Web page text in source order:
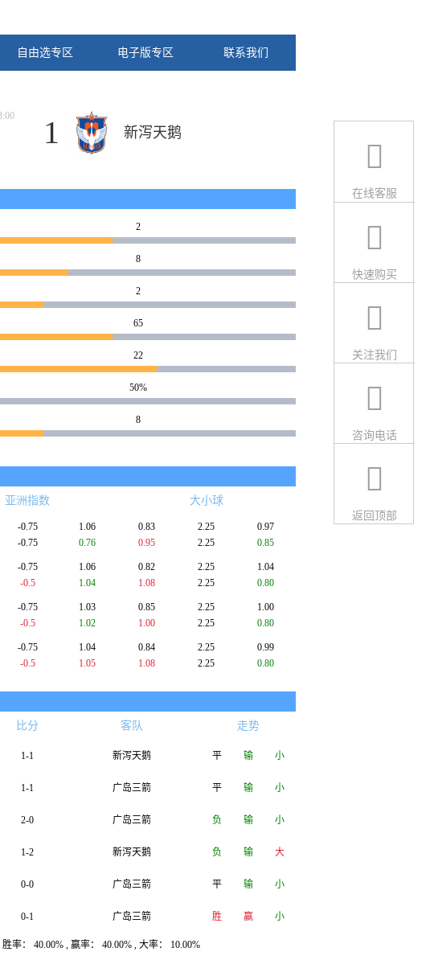
自由选专区 电子版专区 联系我们
1 新泻天鹅
2
8
2
65
22
50%
8
亚洲指数 大小球
-0.75
1.06
-0.75 0.76
0.83 2.25
0.97
0.95
2.25 0.85
-0.75
1.06
-0.5 1.04
0.82 2.25
1.04
1.08
2.25 0.80
-0.75
1.03
-0.5 1.02
0.85 2.25
1.00
1.00
2.25 0.80
-0.75
1.04
-0.5 1.05
0.84 2.25
0.99
1.08
2.25 0.80
比分 客队 走势
1-1 新泻天鹅 平 输 小
1-1 广岛三箭 平 输 小
2-0 广岛三箭 负 输 小
1-2 新泻天鹅 负 输 大
0-0 广岛三箭 平 输 小
0-1 广岛三箭 胜 赢 小
1-1 新泻天鹅
率： 40.00% , 赢率： 40.00% , 大率： 10.00%
在线客服
快速购买
关注我们
咨询电话
返回顶部